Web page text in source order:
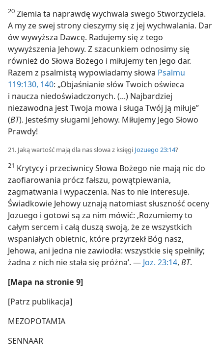
20 Ziemia ta naprawdę wychwala swego Stworzyciela.
A my ze swej strony cieszymy się z jej wychwalania. Dar
ów wywyższa Dawcę. Radujemy się z tego
wywyższenia Jehowy. Z szacunkiem odnosimy się
również do Słowa Bożego i miłujemy ten Jego dar.
Razem z psalmistą wypowiadamy słowa Psalmu
119:130, 140: „Objaśnianie słów Twoich oświeca
i naucza niedoświadczonych. (...) Najbardziej
niezawodna jest Twoja mowa i sługa Twój ją miłuje”
(BT). Jesteśmy sługami Jehowy. Miłujemy Jego Słowo
Prawdy!
21. Jaką wartość mają dla nas słowa z księgi Jozuego 23:14?
21 Krytycy i przeciwnicy Słowa Bożego nie mają nic do
zaofiarowania prócz fałszu, powątpiewania,
zagmatwania i wypaczenia. Nas to nie interesuje.
Świadkowie Jehowy uznają natomiast słuszność oceny
Jozuego i gotowi są za nim mówić: ‚Rozumiemy to
całym sercem i całą duszą swoją, że ze wszystkich
wspaniałych obietnic, które przyrzekł Bóg nasz,
Jehowa, ani jedna nie zawiodła: wszystkie się spełniły;
żadna z nich nie stała się próżna’. — Joz. 23:14, BT.
[Mapa na stronie 9]
[Patrz publikacja]
MEZOPOTAMIA
SENNAAR